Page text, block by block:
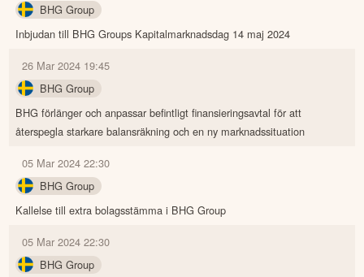
BHG Group
Inbjudan till BHG Groups Kapitalmarknadsdag 14 maj 2024
26 Mar 2024 19:45
BHG Group
BHG förlänger och anpassar befintligt finansieringsavtal för att
återspegla starkare balansräkning och en ny marknadssituation
05 Mar 2024 22:30
BHG Group
Kallelse till extra bolagsstämma i BHG Group
05 Mar 2024 22:30
BHG Group